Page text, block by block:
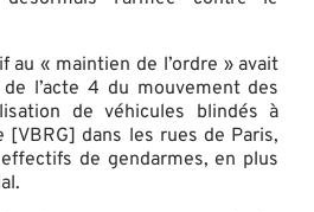
au « maintien de l’ordre » avait
l’acte 4 du mouvement des
de véhicules blindés à
[VBRG] dans les rues de Paris,
de gendarmes, en plus